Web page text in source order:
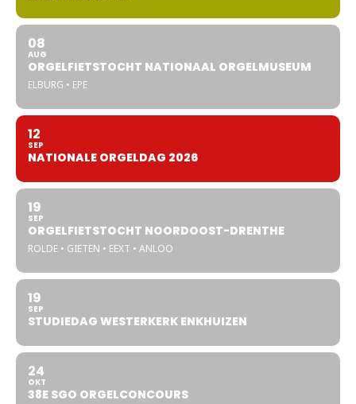
08
AUG
ORGELFIETSTOCHT NATIONAAL ORGELMUSEUM
ELBURG • EPE
12
SEP
NATIONALE ORGELDAG 2026
19
SEP
ORGELFIETSTOCHT NOORDOOST-DRENTHE
ROLDE • GIETEN • EEXT • ANLOO
19
SEP
STUDIEDAG WESTERKERK ENKHUIZEN
24
OKT
38E SGO ORGELCONCOURS